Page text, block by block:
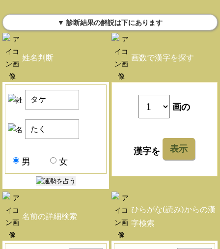
▼ 診断結果の解説は下にあります
姓名判断
男 女
画数で漢字を探す
画の
漢字を 表示
名前の詳細検索
ひらがな(読み)からの漢
字検索